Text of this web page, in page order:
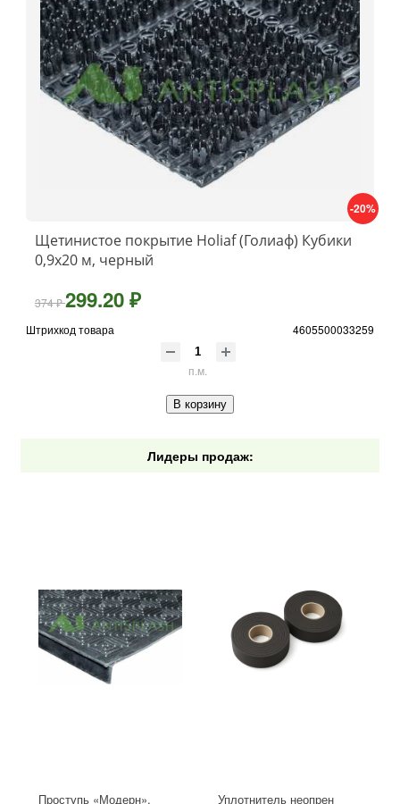
-20%
Щетинистое покрытие Holiaf (Голиаф) Кубики
0,9х20 м, черный
374 ₽299.20 ₽
Штрихкод товара 4605500033259
п.м.
В корзину
Лидеры продаж:
Проступь «Модерн», Уплотнитель неопрен